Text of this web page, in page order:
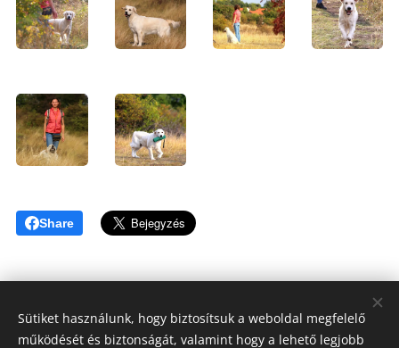
Share
Sütiket használunk, hogy biztosítsuk a weboldal megfelelő
működését és biztonságát, valamint hogy a lehető legjobb